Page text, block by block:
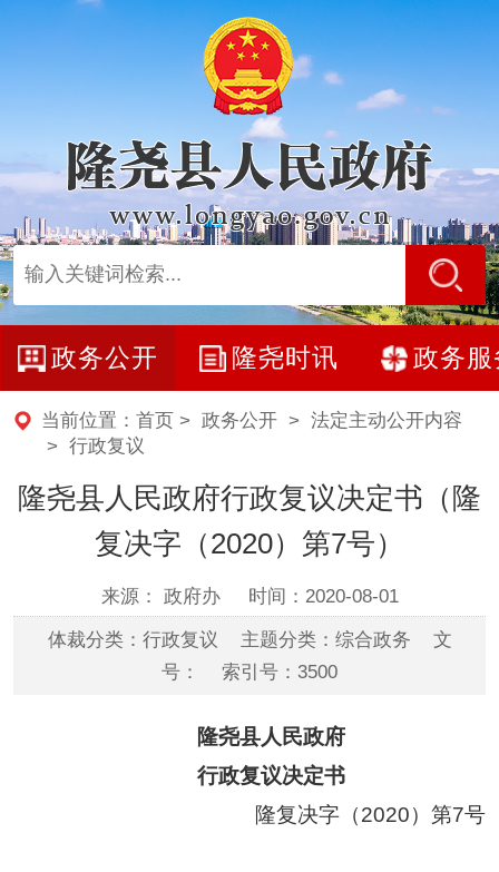
政务公开 隆尧时讯 政务服
当前位置： 首页 > 政务公开> 法定主动公开内容
> 行政复议
隆尧县人民政府行政复议决定书（隆
复决字（2020）第7号）
来源： 政府办 时间：2020-08-01
体裁分类：行政复议 主题分类：综合政务 文
号： 索引号：3500
隆尧县人民政府
行政复议决定书
隆复决字（2020）第7号